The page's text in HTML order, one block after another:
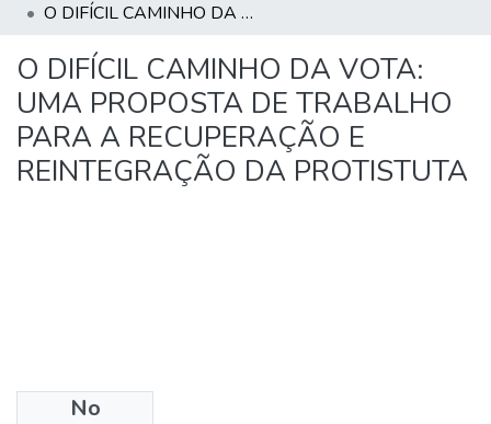
O DIFÍCIL CAMINHO DA VOTA: UMA PROPOSTA DE TRABALHO PARA A RECUPERAÇÃO E REINTEGRAÇÃO DA PROTISTUTA
O DIFÍCIL CAMINHO DA VOTA:
UMA PROPOSTA DE TRABALHO
PARA A RECUPERAÇÃO E
REINTEGRAÇÃO DA PROTISTUTA
No